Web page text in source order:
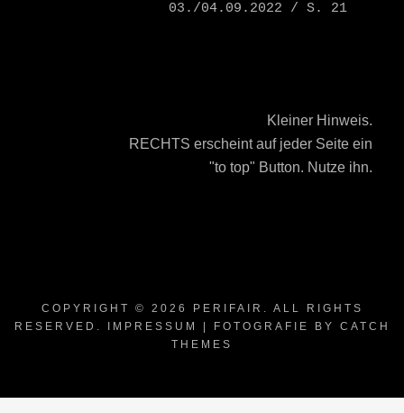
03./04.09.2022 / S. 21
Kleiner Hinweis.
RECHTS erscheint auf jeder Seite ein
"to top" Button. Nutze ihn.
COPYRIGHT © 2026 PERIFAIR . ALL RIGHTS
RESERVED.
IMPRESSUM | FOTOGRAFIE BY CATCH
THEMES